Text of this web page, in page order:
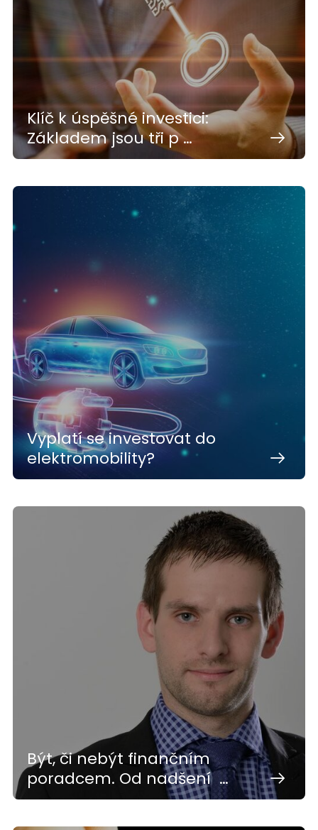
Klíč k úspěšné investici:
Základem jsou tři p …
Vyplatí se investovat do
elektromobility?
Být, či nebýt finančním
poradcem. Od nadšení …